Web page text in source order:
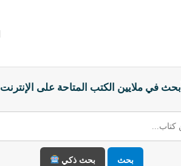
أبحث في ملايين الكتب المتاحة على الإنترنت
بحث بحث ذكي